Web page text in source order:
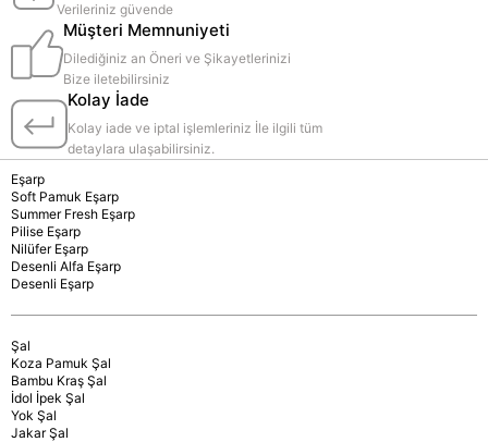
Verileriniz güvende
Müşteri Memnuniyeti
Dilediğiniz an Öneri ve Şikayetlerinizi
Bize iletebilirsiniz
Kolay İade
Kolay iade ve iptal işlemleriniz İle ilgili tüm
detaylara ulaşabilirsiniz.
Eşarp
Soft Pamuk Eşarp
Summer Fresh Eşarp
Pilise Eşarp
Nilüfer Eşarp
Desenli Alfa Eşarp
Desenli Eşarp
Şal
Koza Pamuk Şal
Bambu Kraş Şal
İdol İpek Şal
Yok Şal
Jakar Şal